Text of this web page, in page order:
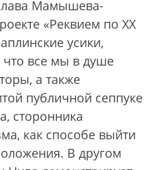
Мамышева-
«Реквием по ХХ
усики,
что все мы в душе
а также
публичной сеппуке
сторонника
как способе выйти
В другом